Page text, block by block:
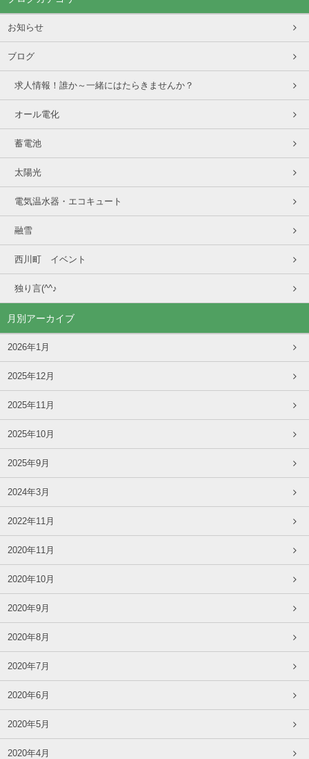
お知らせ
ブログ
求人情報！誰か～一緒にはたらきませんか？
オール電化
蓄電池
太陽光
電気温水器・エコキュート
融雪
西川町 イベント
独り言(^^♪
月別アーカイブ
2026年1月
2025年12月
2025年11月
2025年10月
2025年9月
2024年3月
2022年11月
2020年11月
2020年10月
2020年9月
2020年8月
2020年7月
2020年6月
2020年5月
2020年4月